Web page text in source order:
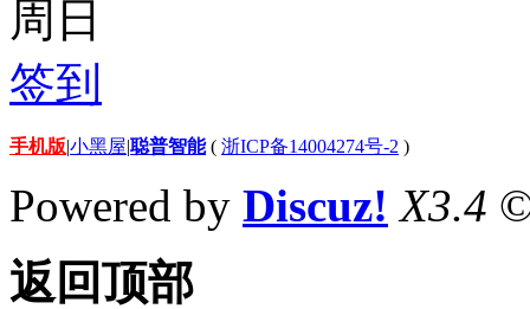
周日
签到
手机版|小黑屋|聪普智能( 浙ICP备14004274号-2 )
Powered by Discuz! X3.4
返回顶部